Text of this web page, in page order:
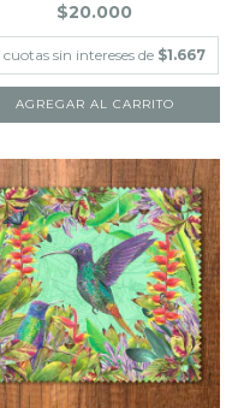
$20.000
cuotas sin intereses de $1.667